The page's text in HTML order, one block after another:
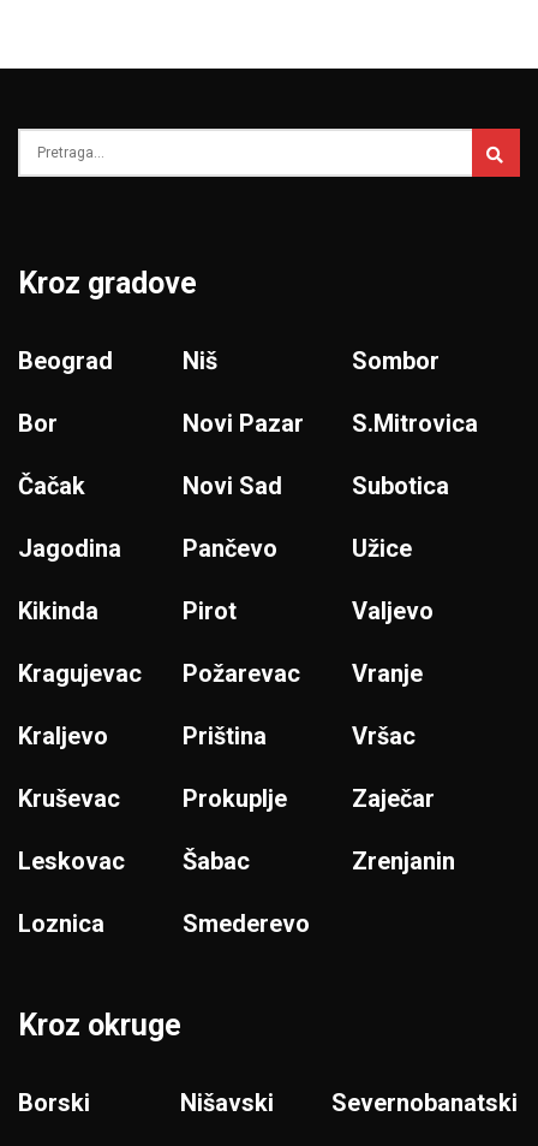
Kroz gradove
Beograd
Bor
Čačak
Jagodina
Kikinda
Kragujevac
Kraljevo
Kruševac
Leskovac
Loznica
Niš
Novi Pazar
Novi Sad
Pančevo
Pirot
Požarevac
Priština
Prokuplje
Šabac
Smederevo
Sombor
S.Mitrovica
Subotica
Užice
Valjevo
Vranje
Vršac
Zaječar
Zrenjanin
Kroz okruge
Borski Nišavski Severnobanatski